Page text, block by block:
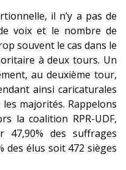
il n’y a pas de
voix et le nombre de
souvent le cas dans le
à deux tours. Un
au deuxième tour,
ainsi caricaturales
majorités. Rappelons
la coalition RPR-UDF,
des suffrages
des élus soit 472 sièges